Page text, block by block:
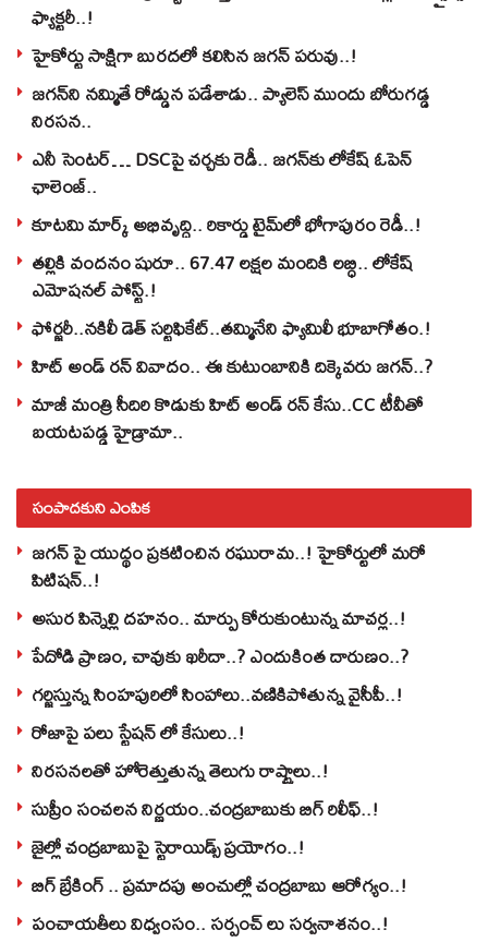
ఫ్యాక్టరీ..!
హైకోర్టు సాక్షిగా బురదలో కలిసిన జగన్ పరువు..!
జగన్‌ని నమ్మితే రోడ్డున పడేశాడు.. ప్యాలెస్‌ ముందు బోరుగడ్డ
నిరసన..
ఎనీ సెంటర్‌… DSCపై చర్చకు రెడీ.. జగన్‌కు లోకేష్‌ ఓపెన్
ఛాలెంజ్..
కూటమి మార్క్ అభివృద్ధి.. రికార్డు టైమ్‌లో భోగాపురం రెడీ..!
తల్లికి వందనం షురూ.. 67.47 లక్షల మందికి లబ్ధి.. లోకేష్‌
ఎమోషనల్ పోస్ట్‌.!
ఫోర్జరీ..నకిలీ డెత్ సర్టిఫికేట్..తమ్మినేని ఫ్యామిలీ భూబాగోతం.!
హిట్ అండ్ రన్ వివాదం.. ఈ కుటుంబానికి దిక్కెవరు జగన్..?
మాజీ మంత్రి సీదిరి కొడుకు హిట్ అండ్ రన్ కేసు..CC టీవీతో
బయటపడ్డ హైడ్రామా..
సంపాదకుని ఎంపిక
జగన్ పై యుద్థం ప్రకటించిన రఘురామ..! హైకోర్టులో మరో
పిటిషన్..!
అసుర పిన్నెల్లి దహనం.. మార్పు కోరుకుంటున్న మాచర్ల..!
పేదోడి ప్రాణం, చావుకు ఖరీదా..? ఎందుకింత దారుణం..?
గర్జిస్తున్న సింహపురిలో సింహాలు..వణికిపోతున్న వైసీపీ..!
రోజాపై పలు స్టేషన్ లో కేసులు..!
నిరసనలతో హోరెత్తుతున్న తెలుగు రాష్ట్రాలు..!
సుప్రీం సంచలన నిర్ణయం..చంద్రబాబుకు బిగ్ రిలీఫ్..!
జైల్లో చంద్రబాబుపై స్టెరాయిడ్స్ ప్రయోగం..!
బిగ్ బ్రేకింగ్ .. ప్రమాదపు అంచుల్లో చంద్రబాబు ఆరోగ్యం..!
పంచాయతీలు విధ్వంసం.. సర్పంచ్ లు సర్వనాశనం..!